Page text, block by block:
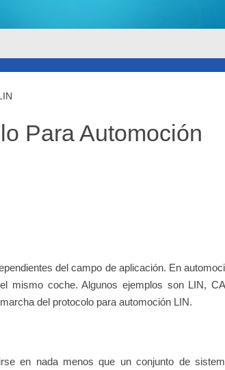
Para Automoción
del campo de aplicación. En
mismo coche. Algunos ejemplos son LIN,
del protocolo para automoción LIN.
en nada menos que un conjunto de